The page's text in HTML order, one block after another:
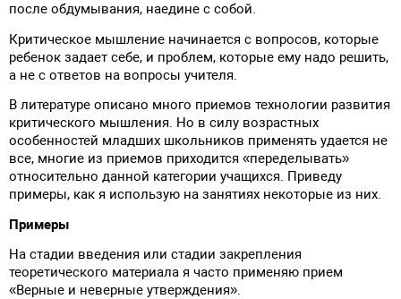
после обдумывания, наедине с собой.
Критическое мышление начинается с вопросов, которые
ребенок задает себе, и проблем, которые ему надо решить,
а не с ответов на вопросы учителя.
В литературе описано много приемов технологии развития
критического мышления. Но в силу возрастных
особенностей младших школьников применять удается не
все, многие из приемов приходится «переделывать»
относительно данной категории учащихся. Приведу
примеры, как я использую на занятиях некоторые из них.
Примеры
На стадии введения или стадии закрепления
теоретического материала я часто применяю прием
«Верные и неверные утверждения».